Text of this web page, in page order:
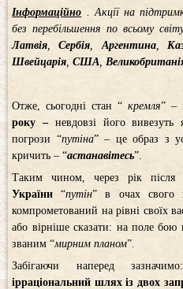
Інформаційно . Акції на
без перебільшення по всьому
Латвія ,Сербія Аргентина,
Швейцарія ,США
Отже, сьогодні стан “кремля” –
року – невдовзі його
погрози “путіна” – це образ з
кричить – “астанавітесь”.
Таким чином, через рік після
України “путін” в очах свого
компрометований на рівні своїх
або вірніше сказати: на поле бою
званим “мирним планом”.
Забігаючи наперед
ірраціональний шлях із двох